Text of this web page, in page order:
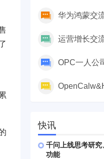
华为鸿蒙交
运营增长交
OPC一人公
快讯
千问上线思考研
功能